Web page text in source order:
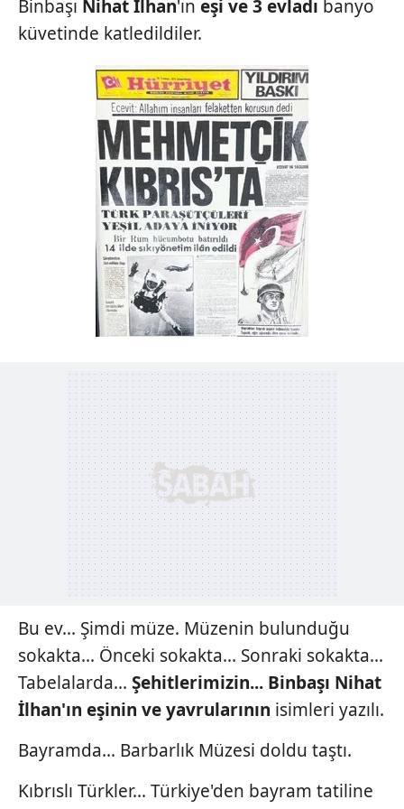
kullanılmaktadır. Diğer çerezler, sitemizin daha işlevsel
kılınması ve kişiselleştirilmesi ve sizlere yönelik
sınırlı olarak açık rızanız dahilinde kullanılacaktır.
Çerezlere ilişkin tercihlerinizi aşağıda yer alan panel
vasıtasıyla belirleyebilirsiniz. Çerezlere ilişkin detaylı bilgi
için Ayarlar butonuna tıklayabilir,Çerez Bilgilendirme
ziyaret edebilirsiniz.
6698 sayılı Kişisel Verilerin Korunması Kanunu uyarınca
hazırlanmış Aydınlatma Metnimizi okumak ve sitemizde
ilgili mevzuata uygun olarak kullanılan çerezlerle ilgili bilgi
almak için lütfentıklayınız.
Binbaşı Nihat İlhan'ın eşi ve 3 evladı banyo
küvetinde katledildiler.
Bu ev... Şimdi müze. Müzenin bulunduğu
sokakta... Önceki sokakta... Sonraki sokakta...
Tabelalarda... Şehitlerimizin... Binbaşı Nihat
İlhan'ın eşinin ve yavrularının isimleri yazılı.
Bayramda... Barbarlık Müzesi doldu taştı.
Kıbrıslı Türkler... Türkiye'den bayram tatiline